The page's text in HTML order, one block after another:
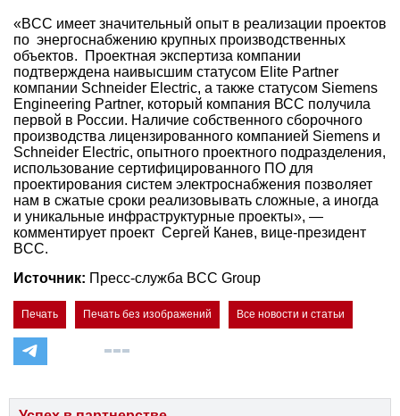
«BCC имеет значительный опыт в реализации проектов
по энергоснабжению крупных производственных
объектов. Проектная экспертиза компании
подтверждена наивысшим статусом Elite Partner
компании Schneider Electric, а также статусом Siemens
Engineering Partner, который компания ВСС получила
первой в России. Наличие собственного сборочного
производства лицензированного компанией Siemens и
Schneider Electric, опытного проектного подразделения,
использование сертифицированного ПО для
проектирования систем электроснабжения позволяет
нам в сжатые сроки реализовывать сложные, а иногда
и уникальные инфраструктурные проекты», —
комментирует проект Сергей Канев, вице-президент
BCC.
Источник: Пресс-служба BCC Group
Печать Печать без изображений Все новости и статьи